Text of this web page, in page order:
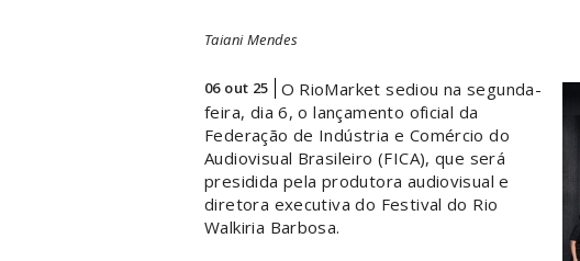
Taiani Mendes
06 out 25
O RioMarket sediou na segunda-
feira, dia 6, o lançamento oficial da
Federação de Indústria e Comércio do
Audiovisual Brasileiro (FICA), que será
presidida pela produtora audiovisual e
diretora executiva do Festival do Rio
Walkiria Barbosa.